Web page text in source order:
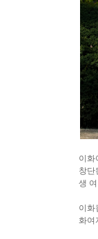
이화
창단
생
이화
화여